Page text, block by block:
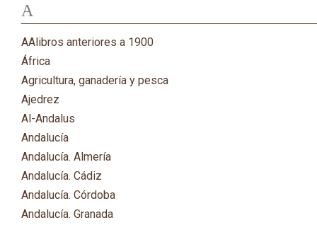
A
AAlibros anteriores a 1900
África
Agricultura, ganadería y pesca
Ajedrez
Al-Andalus
Andalucía
Andalucía. Almería
Andalucía. Cádiz
Andalucía. Córdoba
Andalucía. Granada